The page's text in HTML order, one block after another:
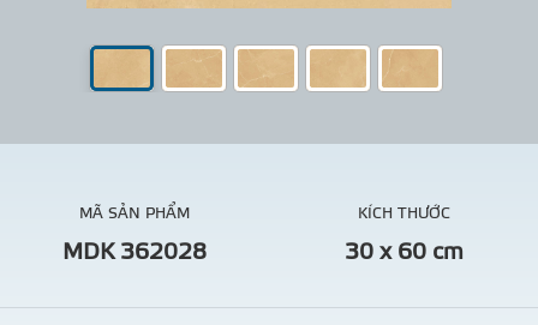
MÃ SẢN PHẨM
MDK 362028
KÍCH THƯỚC
30 x 60 cm